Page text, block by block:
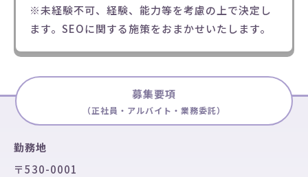
※未経験不可、経験、能力等を考慮の上で決定し
ます。SEOに関する施策をおまかせいたします。
募集要項
（正社員・アルバイト・業務委託）
勤務地
〒530-0001